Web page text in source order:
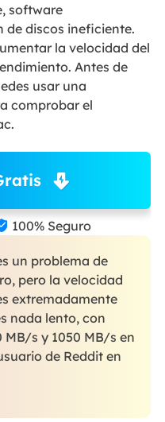
software
de discos ineficiente.
la velocidad del
Antes de
usar una
comprobar el
100% Seguro
un problema de
pero la velocidad
extremadamente
nada lento, con
s y 1050 MB/s en
de Reddit en